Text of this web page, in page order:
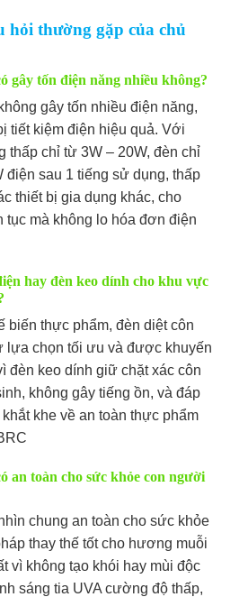
hỏi thường gặp của chủ
gây tốn điện năng nhiều không?
gây tốn nhiều điện năng,
tiết kiệm điện hiệu quả. Với
thấp chỉ từ 3W – 20W, đèn chỉ
điện sau 1 tiếng sử dụng, thấp
thiết bị gia dụng khác, cho
tục mà không lo hóa đơn điện
hay đèn keo dính cho khu vực
thực phẩm, đèn diệt côn
lựa chọn tối ưu và được khuyến
đèn keo dính giữ chặt xác côn
không gây tiếng ồn, và đáp
khe về an toàn thực phẩm
an toàn cho sức khỏe con người
chung an toàn cho sức khỏe
thay thế tốt cho hương muỗi
vì không tạo khói hay mùi độc
sáng tia UVA cường độ thấp,